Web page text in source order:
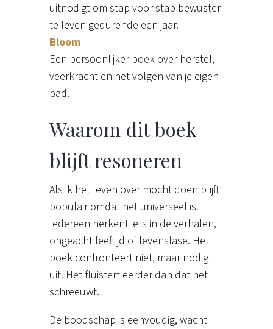
uitnodigt om stap voor stap bewuster
te leven gedurende een jaar.
Bloom
Een persoonlijker boek over herstel,
veerkracht en het volgen van je eigen
pad.
Waarom dit boek
blijft resoneren
Als ik het leven over mocht doen blijft
populair omdat het universeel is.
Iedereen herkent iets in de verhalen,
ongeacht leeftijd of levensfase. Het
boek confronteert niet, maar nodigt
uit. Het fluistert eerder dan dat het
schreeuwt.
De boodschap is eenvoudig, wacht